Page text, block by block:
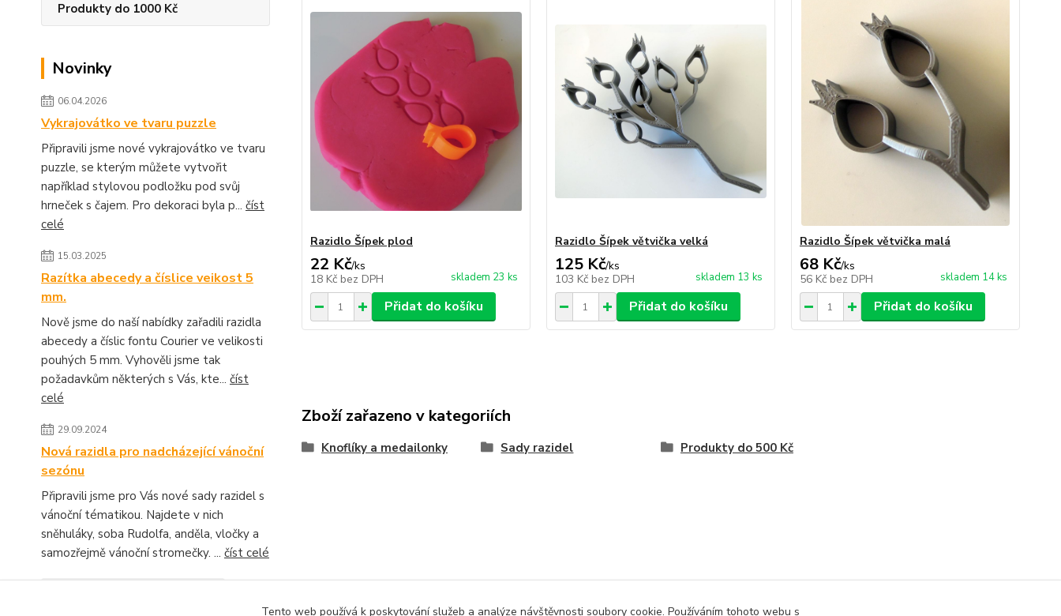
Produkty do 1000 Kč
Novinky
06.04.2026
Vykrajovátko ve tvaru puzzle
Připravili jsme nové vykrajovátko ve tvaru
puzzle, se kterým můžete vytvořit
například stylovou podložku pod svůj
hrneček s čajem. Pro dekoraci byla p... číst
celé
15.03.2025
Razítka abecedy a číslice veikost 5
mm.
Nově jsme do naší nabídky zařadili razidla
abecedy a číslic fontu Courier ve velikosti
pouhých 5 mm. Vyhověli jsme tak
požadavkům některých s Vás, kte... číst
celé
29.09.2024
Nová razidla pro nadcházející vánoční
sezónu
Připravili jsme pro Vás nové sady razidel s
vánoční tématikou. Najdete v nich
sněhuláky, soba Rudolfa, anděla, vločky a
samozřejmě vánoční stromečky. ... číst celé
Razidlo Šípek plod
22 Kč/ks
18 Kč bez DPH skladem 23 ks
Přidat do košíku
Razidlo Šípek větvička velká
125 Kč/ks
103 Kč bez DPH skladem 13 ks
Přidat do košíku
Razidlo Šípek větvička malá
68 Kč/ks
56 Kč bez DPH skladem 14 ks
Přidat do košíku
Zboží zařazeno v kategoriích
Knoflíky a medailonky Sady razidel Produkty do 500 Kč
Tento web používá k poskytování služeb a analýze návštěvnosti soubory cookie. Používáním tohoto webu s